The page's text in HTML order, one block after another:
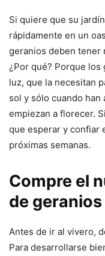
Si quiere que su
rápidamente en un
geranios deben tener
¿Por qué? Porque los
luz, que la necesitan
sol y sólo cuando
empiezan a florecer.
que esperar y confiar
próximas semanas.
Compre el
de geranios
Antes de ir al vivero,
Para desarrollarse